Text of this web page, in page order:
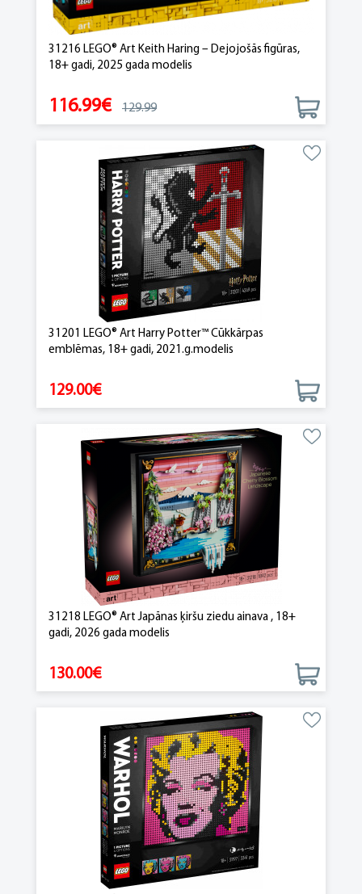
31216 LEGO® Art Keith Haring – Dejojošās figūras,
18+ gadi, 2025 gada modelis
116.99€ 129.99
31201 LEGO® Art Harry Potter™ Cūkkārpas
emblēmas, 18+ gadi, 2021.g.modelis
129.00€
31218 LEGO® Art Japānas ķiršu ziedu ainava , 18+
gadi, 2026 gada modelis
130.00€